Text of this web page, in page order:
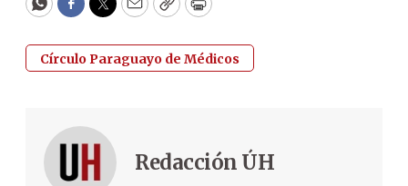
WhatsApp
Facebook
Twitter
EmailCopyPrint
Círculo Paraguayo de Médicos
Redacción ÚH